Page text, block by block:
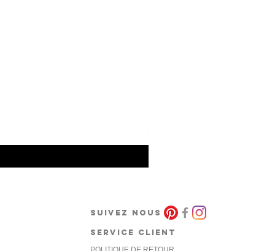
Prix
30,00 €
SUIVEZ NOUS
SERVICE CLIENT